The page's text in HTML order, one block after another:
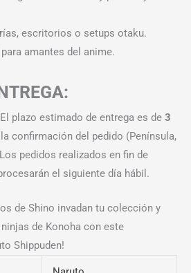
escritorios o setups otaku.
amantes del anime.
plazo estimado de entrega es de 3
confirmación del pedido (Península,
pedidos realizados en fin de
el siguiente día hábil.
de Shino invadan tu colección y
de Konoha con este
Shippuden!